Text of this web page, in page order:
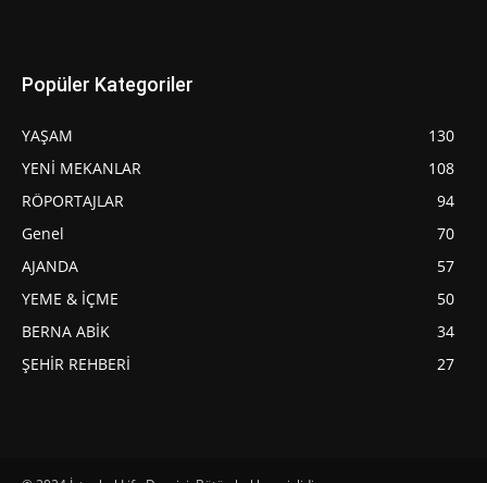
Popüler Kategoriler
YAŞAM
130
YENİ MEKANLAR
108
RÖPORTAJLAR
94
Genel
70
AJANDA
57
YEME & İÇME
50
BERNA ABİK
34
ŞEHİR REHBERİ
27